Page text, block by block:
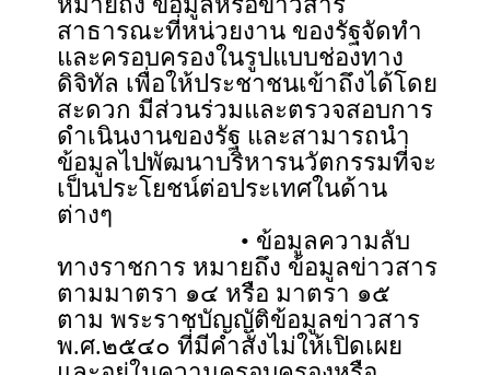
สาธารณะที่หน่วยงาน ของรัฐจัดทำ
และครอบครองในรูปแบบช่องทาง
ดิจิทัล เพื่อให้ประชาชนเข้าถึงได้โดย
สะดวก มีส่วนร่วมและตรวจสอบการ
ดำเนินงานของรัฐ และสามารถนำ
ข้อมูลไปพัฒนาบริหารนวัตกรรมที่จะ
เป็นประโยชน์ต่อประเทศในด้าน
ต่างๆ
• ข้อมูลความลับ
ทางราชการ หมายถึง ข้อมูลข่าวสาร
ตามมาตรา ๑๔ หรือ มาตรา ๑๕
ตาม พระราชบัญญัติข้อมูลข่าวสาร
พ.ศ.๒๕๔๐ ที่มีคำสั่งไม่ให้เปิดเผย